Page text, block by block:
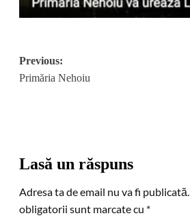
Post
navigation
Previous:
Primăria Nehoiu
Lasă un răspuns
Adresa ta de email nu va fi publicată.
obligatorii sunt marcate cu *